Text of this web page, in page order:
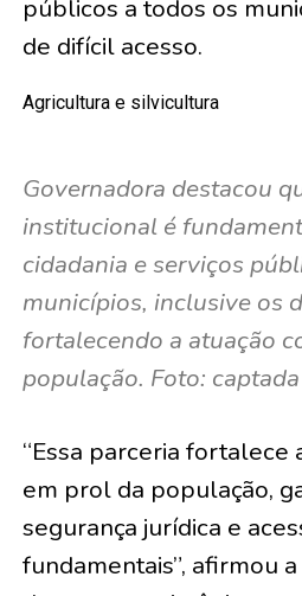
públicos a todos os
de difícil acesso.
Agricultura e silvicultura
Governadora destacou
institucional é
cidadania e serviços
municípios, inclusive os
fortalecendo a atuação
população. Foto: captada
“Essa parceria fortalece
em prol da população,
segurança jurídica e
fundamentais”, afirmou